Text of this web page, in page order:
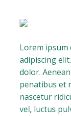
Lorem
adipiscing
dolor.
penatibus et
nascetur
vel, luctus